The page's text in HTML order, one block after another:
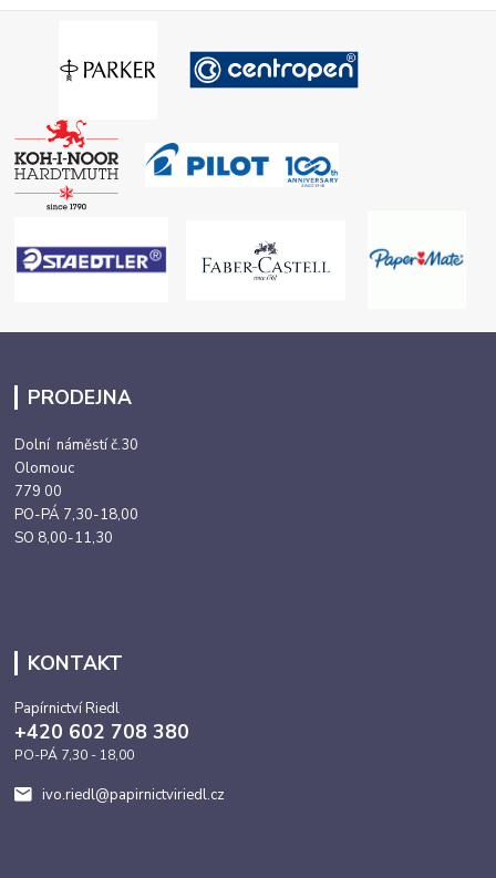
PRODEJNA
Dolní náměstí č.30
Olomouc
779 00
PO-PÁ 7,30-18,00
SO 8,00-11,30
KONTAKT
Papírnictví Riedl
+420 602 708 380
PO-PÁ 7,30 - 18,00
ivo.riedl@papirnictviriedl.cz